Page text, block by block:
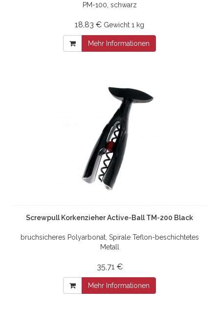
PM-100, schwarz
18,83 € Gewicht 1 kg
Mehr Informationen
Screwpull Korkenzieher Active-Ball TM-200 Black
bruchsicheres Polyarbonat, Spirale Teflon-beschichtetes
Metall
35,71 €
Mehr Informationen